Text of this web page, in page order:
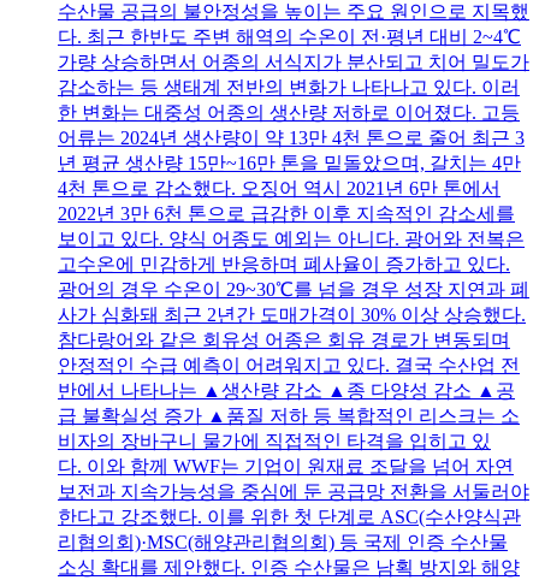
수산물 공급의 불안정성을 높이는 주요 원인으로 지목했
다. 최근 한반도 주변 해역의 수온이 전·평년 대비 2~4℃
가량 상승하면서 어종의 서식지가 분산되고 치어 밀도가
감소하는 등 생태계 전반의 변화가 나타나고 있다. 이러
한 변화는 대중성 어종의 생산량 저하로 이어졌다. 고등
어류는 2024년 생산량이 약 13만 4천 톤으로 줄어 최근 3
년 평균 생산량 15만~16만 톤을 밑돌았으며, 갈치는 4만
4천 톤으로 감소했다. 오징어 역시 2021년 6만 톤에서
2022년 3만 6천 톤으로 급감한 이후 지속적인 감소세를
보이고 있다. 양식 어종도 예외는 아니다. 광어와 전복은
고수온에 민감하게 반응하며 폐사율이 증가하고 있다.
광어의 경우 수온이 29~30℃를 넘을 경우 성장 지연과 폐
사가 심화돼 최근 2년간 도매가격이 30% 이상 상승했다.
참다랑어와 같은 회유성 어종은 회유 경로가 변동되며
안정적인 수급 예측이 어려워지고 있다. 결국 수산업 전
반에서 나타나는 ▲생산량 감소 ▲종 다양성 감소 ▲공
급 불확실성 증가 ▲품질 저하 등 복합적인 리스크는 소
비자의 장바구니 물가에 직접적인 타격을 입히고 있
다. 이와 함께 WWF는 기업이 원재료 조달을 넘어 자연
보전과 지속가능성을 중심에 둔 공급망 전환을 서둘러야
한다고 강조했다. 이를 위한 첫 단계로 ASC(수산양식관
리협의회)·MSC(해양관리협의회) 등 국제 인증 수산물
소싱 확대를 제안했다. 인증 수산물은 남획 방지와 해양